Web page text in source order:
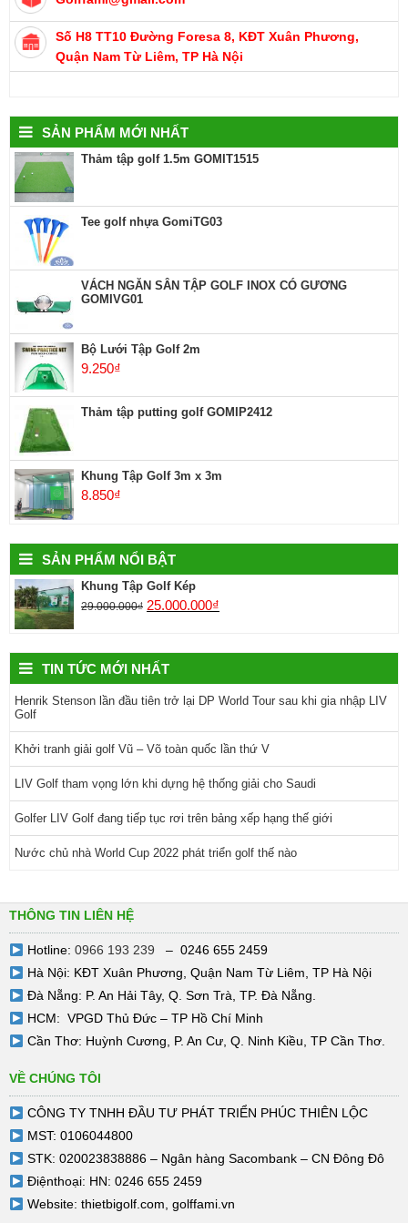
Số H8 TT10 Đường Foresa 8, KĐT Xuân Phương,
Quận Nam Từ Liêm, TP Hà Nội
SẢN PHẨM MỚI NHẤT
Thảm tập golf 1.5m GOMIT1515
Tee golf nhựa GomiTG03
VÁCH NGĂN SÂN TẬP GOLF INOX CÓ GƯƠNG
GOMIVG01
Bộ Lưới Tập Golf 2m
9.250₫
Thảm tập putting golf GOMIP2412
Khung Tập Golf 3m x 3m
8.850₫
SẢN PHẨM NỔI BẬT
Khung Tập Golf Kép
29.000.000₫ 25.000.000₫
TIN TỨC MỚI NHẤT
Henrik Stenson lần đầu tiên trở lại DP World Tour sau khi gia nhập LIV
Golf
Khởi tranh giải golf Vũ – Võ toàn quốc lần thứ V
LIV Golf tham vọng lớn khi dựng hệ thống giải cho Saudi
Golfer LIV Golf đang tiếp tục rơi trên bảng xếp hạng thế giới
Nước chủ nhà World Cup 2022 phát triển golf thế nào
THÔNG TIN LIÊN HỆ
Hotline: 0966 193 239 – 0246 655 2459
Hà Nội: KĐT Xuân Phương, Quận Nam Từ Liêm, TP Hà Nội
Đà Nẵng: P. An Hải Tây, Q. Sơn Trà, TP. Đà Nẵng.
HCM: VPGD Thủ Đức – TP Hồ Chí Minh
Cần Thơ: Huỳnh Cương, P. An Cư, Q. Ninh Kiều, TP Cần Thơ.
VỀ CHÚNG TÔI
CÔNG TY TNHH ĐẦU TƯ PHÁT TRIỂN PHÚC THIÊN LỘC
MST: 0106044800
STK: 020023838886 – Ngân hàng Sacombank – CN Đông Đô
Điệnthoại: HN: 0246 655 2459
Website: thietbigolf.com, golffami.vn